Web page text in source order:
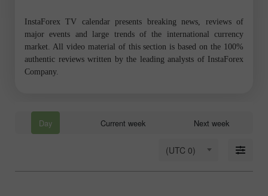
InstaForex TV calendar presents breaking news, reviews of
major events and large trends of the international currency
market. All video material of this section is based on the 100%
authentic reviews written by the leading analysts of InstaForex
Company.
Day Current week Next week
(UTC 0)